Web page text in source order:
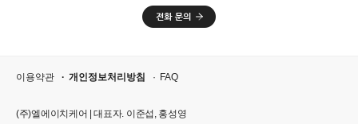
이용약관 개인정보처리방침 FAQ
(주)엘에이치케어 | 대표자. 이준섭, 홍성영